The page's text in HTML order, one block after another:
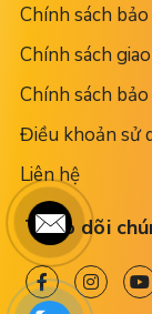
Chính sách
Chính sách
Chính sách
Điều khoản sử
Liên hệ
Theo dõi